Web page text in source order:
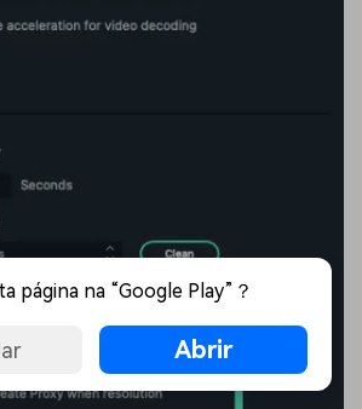
página na “Google Play”？
Abrir